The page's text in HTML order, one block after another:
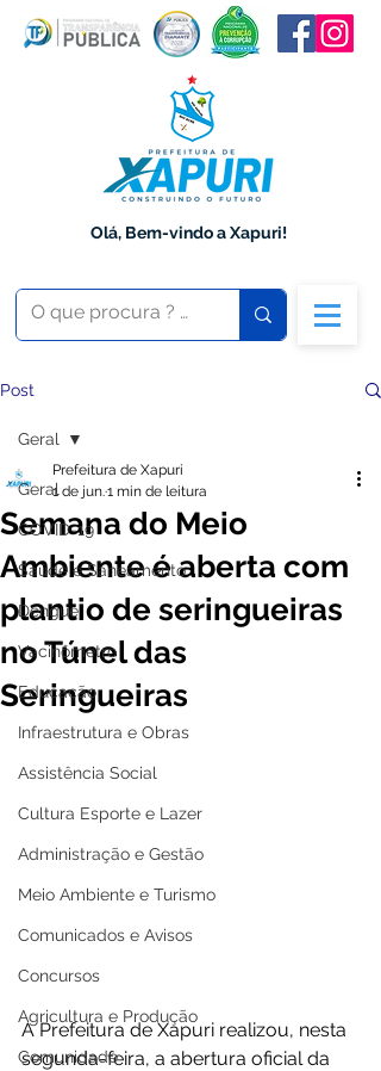
Olá, Bem-vindo a Xapuri!
Post
Geral
COVID-19
Saúde e Saneamento
Dengue
Vacinômetro
Educação
Infraestrutura e Obras
Assistência Social
Cultura Esporte e Lazer
Administração e Gestão
Meio Ambiente e Turismo
Comunicados e Avisos
Concursos
Agricultura e Produção
Comunidade
Geral
Semana do Meio
Ambiente é aberta com
plantio de seringueiras
no Túnel das
Seringueiras
Prefeitura de Xapuri
1 de jun.1 min de leitura
A Prefeitura de Xapuri realizou, nesta
segunda-feira, a abertura oficial da